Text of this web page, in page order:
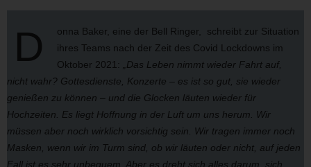
D
onna Baker, eine der Bell Ringer, schreibt zur Situation
ihres Teams nach der Zeit des Covid Lockdowns im
Oktober 2021:
„Das Leben nimmt wieder Fahrt auf,
nicht wahr? Gottesdienste, Konzerte – es ist so gut, sie wieder
genießen zu können – und die Glocken läuten wieder für
Hochzeiten. Es liegt Hoffnung in der Luft um uns herum. Wir
müssen aber noch wirklich vorsichtig sein. Wir tragen immer noch
Masken, wenn wir im Turm sind, ob wir läuten oder nicht, auf jeden
Fall ist es sehr unbequem. Aber es dreht sich alles darum, sich